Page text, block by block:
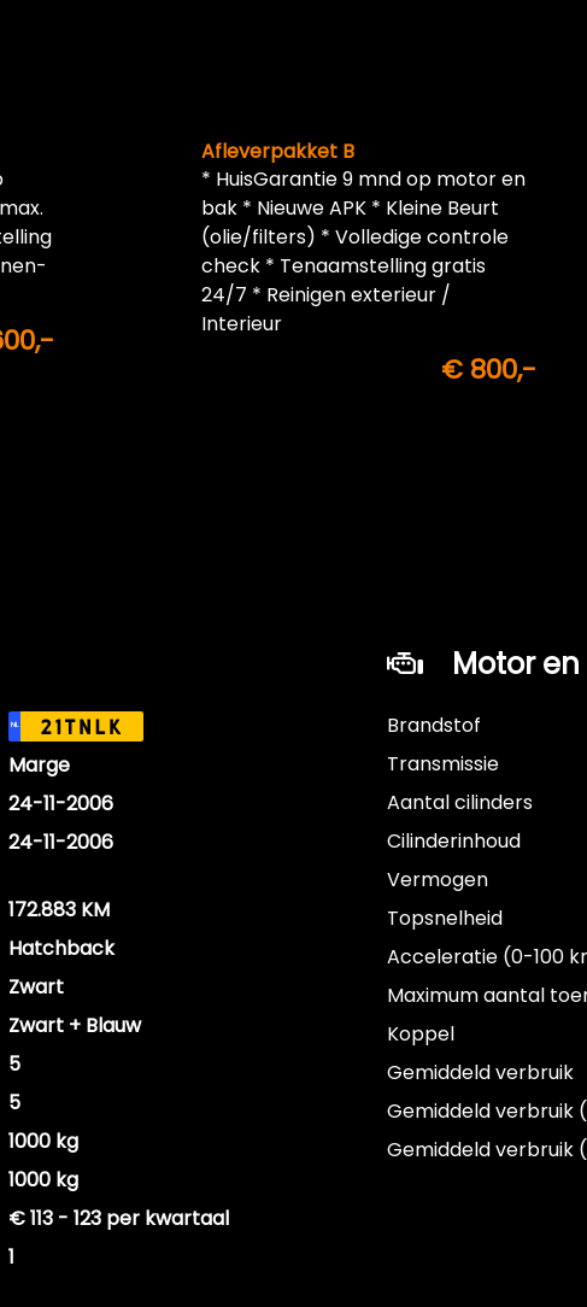
Afleverpakket B
* HuisGarantie 9 mnd op motor en
bak * Nieuwe APK * Kleine Beurt
(olie/filters) * Volledige controle
check * Tenaamstelling gratis
24/7 * Reinigen exterieur /
Interieur
€ 800,-
NL 21TNLK
Marge
24-11-2006
24-11-2006
172.883 KM
Hatchback
Zwart
Zwart + Blauw
5
5
1000 kg
1000 kg
€ 113 - 123 per kwartaal
1
Motor
Brandstof
Transmissie
Aantal cilinders
Cilinderinhoud
Vermogen
Topsnelheid
Acceleratie (0-100
Maximum aantal
Koppel
Gemiddeld verbruik
Gemiddeld verbruik
Gemiddeld verbruik